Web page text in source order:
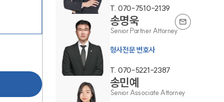
그룹소개
그룹소개
대륜의 강점
T. 070-7510-2139
송명욱
Senior Partner Attorney
형사전문 변호사
T. 070-5221-2387
송민예
Senior Associate Attorney